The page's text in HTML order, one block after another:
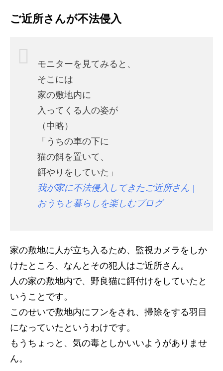
ご近所さんが不法侵入
モニターを見てみると、
そこには
家の敷地内に
入ってくる人の姿が
（中略）
「うちの車の下に
猫の餌を置いて、
餌やりをしていた」
我が家に不法侵入してきたご近所さん |
おうちと暮らしを楽しむブログ
家の敷地に人が立ち入るため、監視カメラをしか
けたところ、なんとその犯人はご近所さん。
人の家の敷地内で、野良猫に餌付けをしていたと
いうことです。
このせいで敷地内にフンをされ、掃除をする羽目
になっていたというわけです。
もうちょっと、気の毒としかいいようがありませ
ん。